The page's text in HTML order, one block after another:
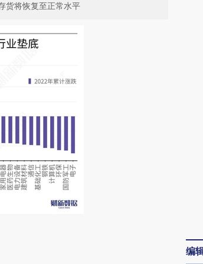
货将恢复至正常水平
编